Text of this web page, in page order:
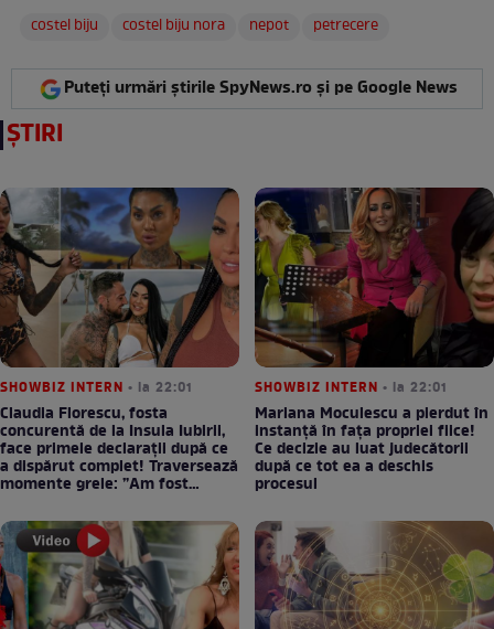
costel biju
costel biju nora nepot petrecere
Puteți urmări știrile SpyNews.ro și pe Google News
ȘTIRI
SHOWBIZ INTERN • la 22:01
Claudia Florescu, fosta
concurentă de la Insula Iubirii,
face primele declarații după ce
a dispărut complet! Traversează
momente grele: ”Am fost
SHOWBIZ INTERN • la 22:01
Mariana Moculescu a pierdut în
instanță în fața propriei fiice!
Ce decizie au luat judecătorii
după ce tot ea a deschis
procesul